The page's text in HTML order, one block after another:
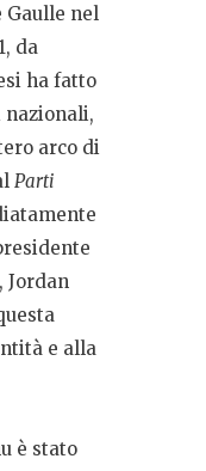
Gaulle nel
da
ha fatto
arco di
Parti
, Jordan
e alla
è stato